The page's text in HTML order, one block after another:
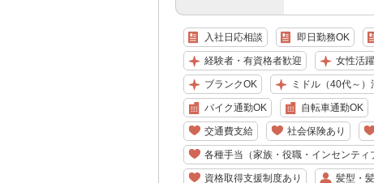
入社日応相談 即日勤務OK
経験者・有資格者歓迎 女性活
ブランクOK ミドル（40代～）
バイク通勤OK 自転車通勤OK
交通費支給 社会保険あり
各種手当（家族・役職・インセンティ
資格取得支援制度あり 髪型・